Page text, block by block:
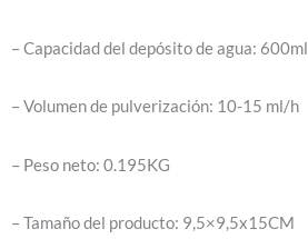
– Capacidad del depósito de agua: 600ml
– Volumen de pulverización: 10-15 ml/h
– Peso neto: 0.195KG
– Tamaño del producto: 9,5×9,5x15CM